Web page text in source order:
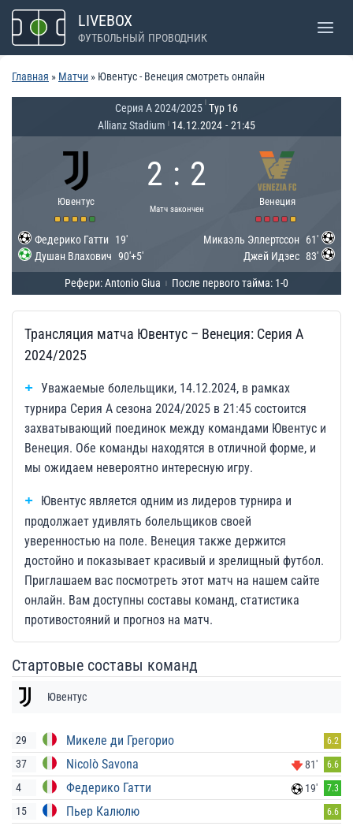
Перейти
содержимому
LIVEBOX
ФУТБОЛЬНЫЙ ПРОВОДНИК
Главная » Матчи » Ювентус - Венеция смотреть онлайн
Серия А 2024/2025 Тур 16
Allianz Stadium
14.12.2024 - 21:45
Ювентус
2 : 2
Матч закончен
Венеция
Федерико Гатти
19'
Душан Влахович 90'+5'
Микаэль Эллертссон
61'
Джей Идзес 83'
Рефери: Antonio Giua После первого тайма: 1-0
Трансляция матча Ювентус – Венеция: Серия А
2024/2025
Уважаемые болельщики, 14.12.2024, в рамках
турнира Серия А сезона 2024/2025 в 21:45 состоится
захватывающий поединок между командами Ювентус и
Венеция. Обе команды находятся в отличной форме, и
мы ожидаем невероятно интересную игру.
Ювентус является одним из лидеров турнира и
продолжает удивлять болельщиков своей
уверенностью на поле. Венеция также держится
достойно и показывает красивый и зрелищный футбол.
Приглашаем вас посмотреть этот матч на нашем сайте
онлайн. Вам доступны составы команд, статистика
противостояний и прогноз на матч.
Стартовые составы команд
Ювентус
29 Микеле ди Грегорио 6.2
37 Nicolò Savona 81' 6.6
4 Федерико Гатти 19' 7.3
15 Пьер Калюлю 6.6